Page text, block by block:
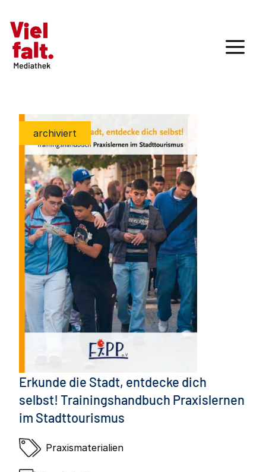
archiviert
Erkunde die Stadt, entdecke dich
selbst! Trainingshandbuch Praxislernen
im Stadttourismus
Praxismaterialien